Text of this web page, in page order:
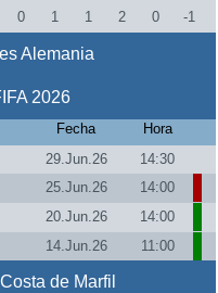
0 1 1 2 0 -1
Alemania
2026
Fecha
Hora
29.Jun.26
14:30
25.Jun.26
14:00
20.Jun.26
14:00
14.Jun.26 11:00
de Marfil